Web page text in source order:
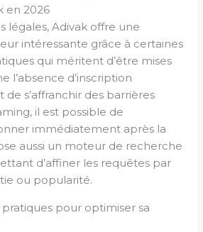
en 2026
légales, Adivak offre une
intéressante grâce à certaines
qui méritent d’être mises
l’absence d’inscription
s’affranchir des barrières
il est possible de
immédiatement après la
aussi un moteur de recherche
d’affiner les requêtes par
ou popularité.
pour optimiser sa